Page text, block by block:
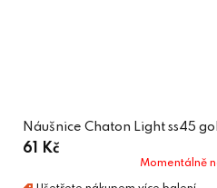
Náušnice Chaton Light ss45
61 Kč
Momentálně